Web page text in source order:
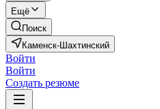
Ещё
Поиск
Каменск-Шахтинский
Войти
Войти
Создать резюме